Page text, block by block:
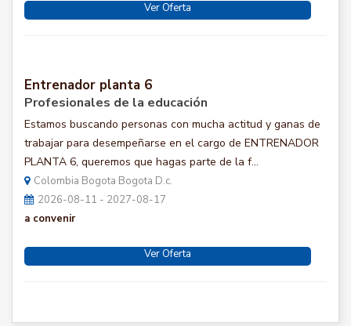
Ver Oferta
Entrenador planta 6
Profesionales de la educación
Estamos buscando personas con mucha actitud y ganas de
trabajar para desempeñarse en el cargo de ENTRENADOR
PLANTA 6, queremos que hagas parte de la f...
Colombia Bogota Bogota D.c.
2026-08-11 - 2027-08-17
a convenir
Ver Oferta